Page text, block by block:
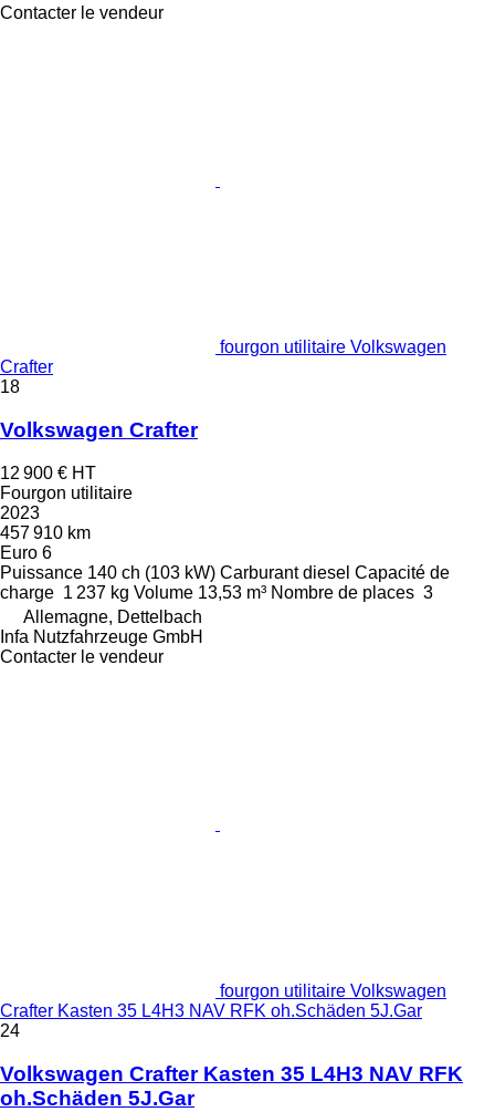
Contacter le vendeur
fourgon utilitaire Volkswagen
Crafter
18
Volkswagen Crafter
12 900 € HT
Fourgon utilitaire
2023
457 910 km
Euro 6
Puissance 140 ch (103 kW) Carburant diesel Capacité de
charge 1 237 kg Volume 13,53 m³ Nombre de places 3
Allemagne, Dettelbach
Infa Nutzfahrzeuge GmbH
Contacter le vendeur
fourgon utilitaire Volkswagen
Crafter Kasten 35 L4H3 NAV RFK oh.Schäden 5J.Gar
24
Volkswagen Crafter Kasten 35 L4H3 NAV RFK
oh.Schäden 5J.Gar